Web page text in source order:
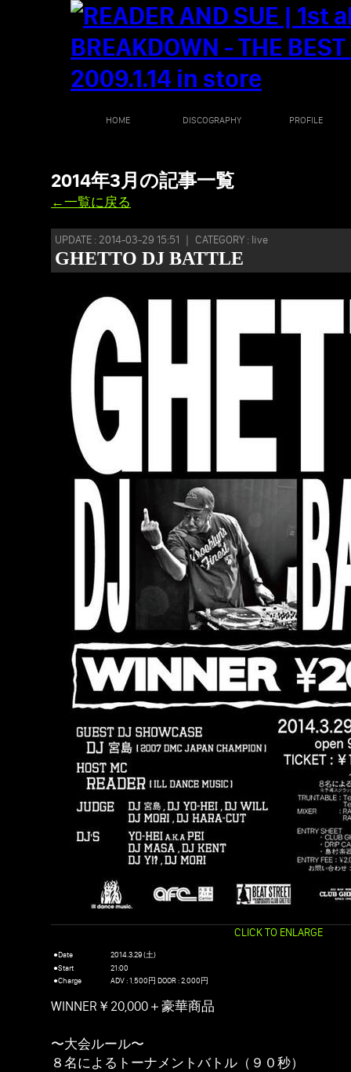
HOME DISCOGRAPHY PROFILE
2014年3月の記事一覧
←一覧に戻る
UPDATE : 2014-03-29 15:51 ｜ CATEGORY : live
GHETTO DJ BATTLE
CLICK TO ENLARGE
●Date
2014.3.29 (土)
●Start
21:00
●Charge
ADV : 1,500円 DOOR : 2,000円
WINNER￥20,000＋豪華商品
〜大会ルール〜
８名によるトーナメントバトル（９０秒）